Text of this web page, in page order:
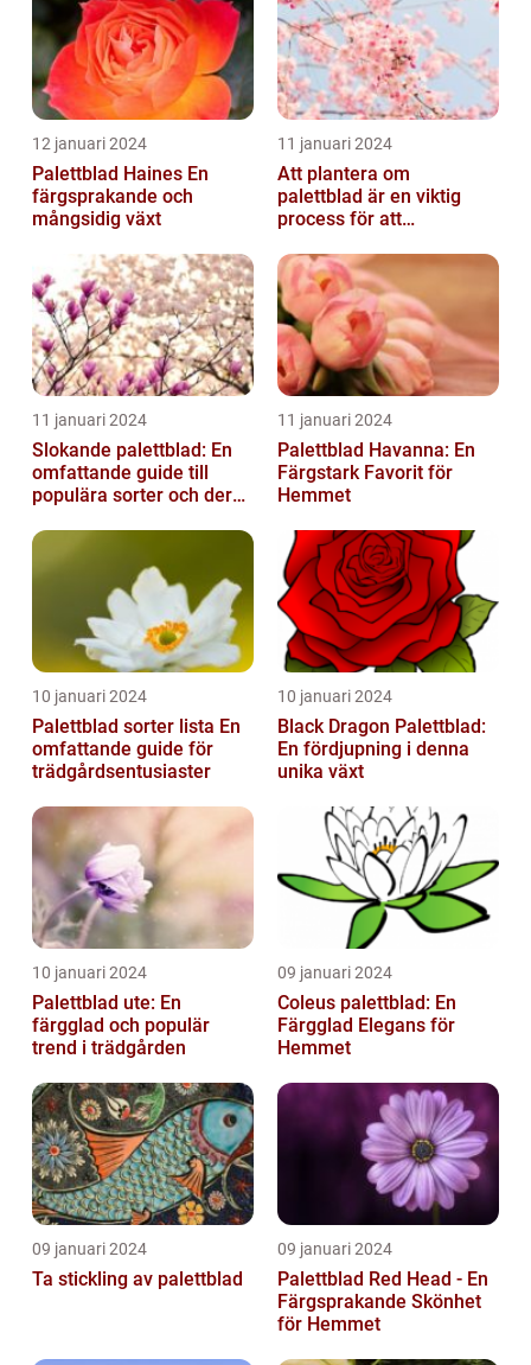
12 januari 2024
Palettblad Haines En
färgsprakande och
mångsidig växt
11 januari 2024
Att plantera om
palettblad är en viktig
process för att
överlevnad och tillväxt...
11 januari 2024
Slokande palettblad: En
omfattande guide till
populära sorter och deras
11 januari 2024
Palettblad Havanna: En
Färgstark Favorit för
Hemmet
10 januari 2024
Palettblad sorter lista En
omfattande guide för
trädgårdsentusiaster
10 januari 2024
Black Dragon Palettblad:
En fördjupning i denna
unika växt
10 januari 2024
Palettblad ute: En
färgglad och populär
trend i trädgården
09 januari 2024
Coleus palettblad: En
Färgglad Elegans för
Hemmet
09 januari 2024
Ta stickling av palettblad
09 januari 2024
Palettblad Red Head - En
Färgsprakande Skönhet
för Hemmet